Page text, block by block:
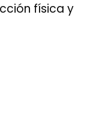
física y